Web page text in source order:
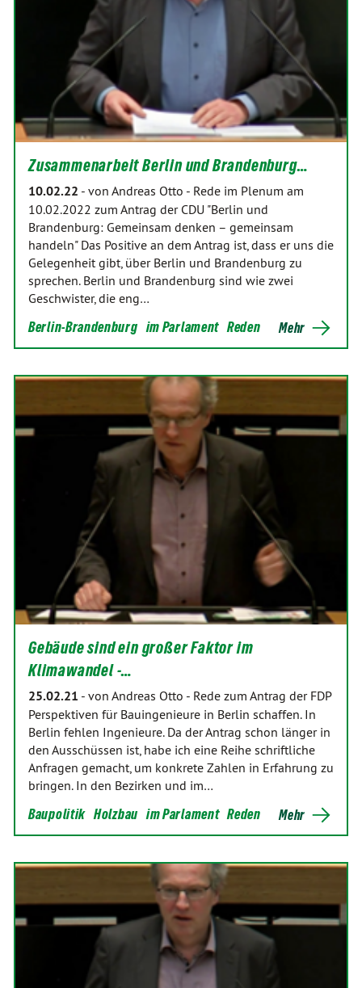
Zusammenarbeit Berlin und Brandenburg…
10.02.22 - von Andreas Otto - Rede im Plenum am
10.02.2022 zum Antrag der CDU "Berlin und
Brandenburg: Gemeinsam denken – gemeinsam
handeln" Das Positive an dem Antrag ist, dass er uns die
Gelegenheit gibt, über Berlin und Brandenburg zu
sprechen. Berlin und Brandenburg sind wie zwei
Geschwister, die eng…
Berlin-Brandenburg im Parlament Reden Mehr
Gebäude sind ein großer Faktor im
Klimawandel -…
25.02.21 - von Andreas Otto - Rede zum Antrag der FDP
Perspektiven für Bauingenieure in Berlin schaffen. In
Berlin fehlen Ingenieure. Da der Antrag schon länger in
den Ausschüssen ist, habe ich eine Reihe schriftliche
Anfragen gemacht, um konkrete Zahlen in Erfahrung zu
bringen. In den Bezirken und im…
Baupolitik Holzbau im Parlament Reden Mehr